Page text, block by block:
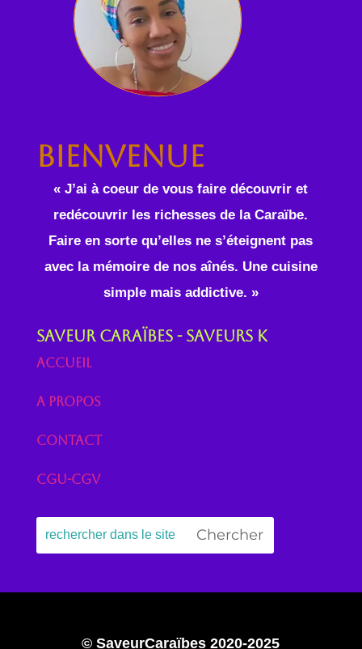
Bienvenue
« J’ai à coeur de vous faire découvrir et
redécouvrir les richesses de la Caraïbe.
Faire en sorte qu’elles ne s’éteignent pas
avec la mémoire de nos aînés. Une cuisine
simple mais addictive. »
Saveur Caraïbes - Saveurs K
Accueil
A propos
Contact
CGU-CGV
© SaveurCaraïbes 2020-2025